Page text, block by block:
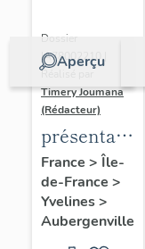
Aperçu
Dossier
IA78002210 |
Réalisé par
Timery Joumana
(Rédacteur)
présentation
de l'étude
France > Île-
de-France >
Yvelines>
Aubergenville